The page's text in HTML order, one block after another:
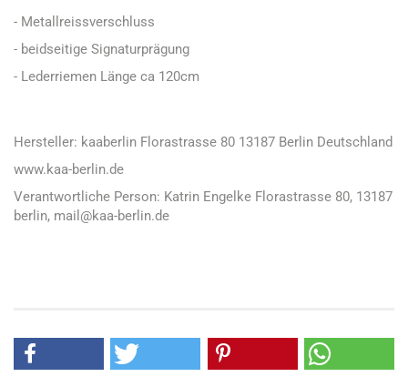
- Metallreissverschluss
- beidseitige Signaturprägung
- Lederriemen Länge ca 120cm
Hersteller: kaaberlin Florastrasse 80 13187 Berlin Deutschland
www.kaa-berlin.de
Verantwortliche Person: Katrin Engelke Florastrasse 80, 13187
berlin, mail@kaa-berlin.de